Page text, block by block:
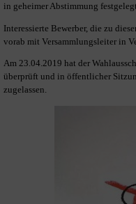
in geheimer Abstimmung
Interessierte Bewerber, die zu
vorab mit Versammlungsleiter in
Am 23.04.2019 hat der
überprüft und in öffentlicher
zugelassen.